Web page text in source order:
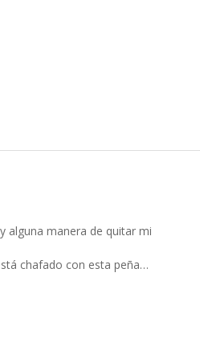
alguna manera de quitar mi
chafado con esta peña…